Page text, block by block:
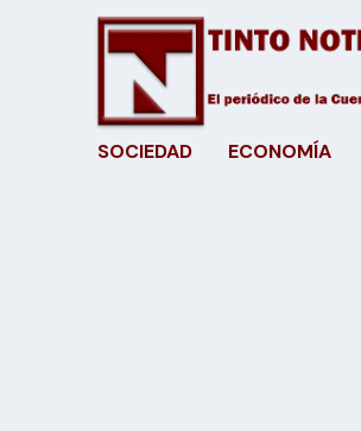
SOCIEDAD ECONOMÍA